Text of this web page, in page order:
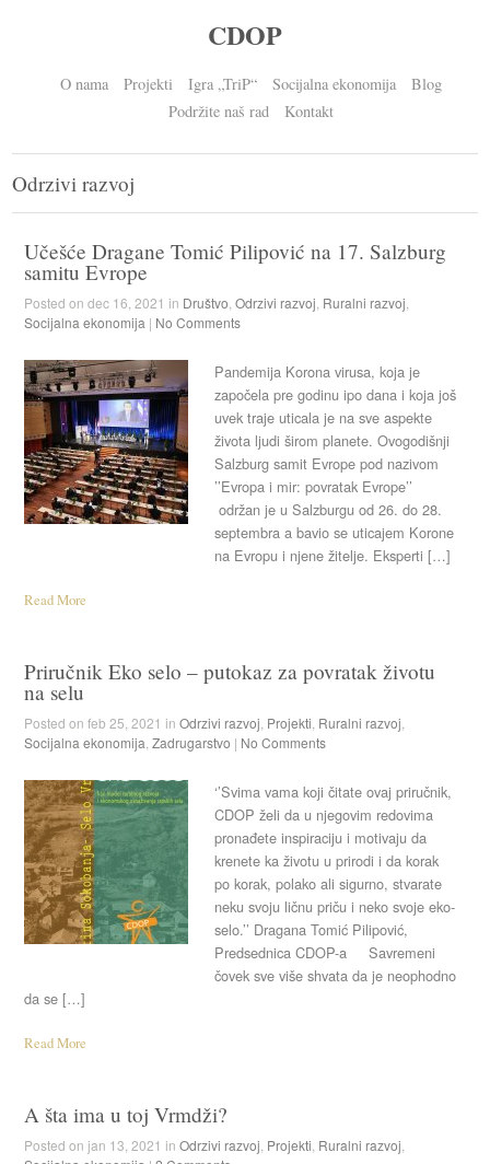
CDOP
O nama Projekti Igra „TriP“ Socijalna ekonomija
Blog
Podržite naš rad
Kontakt
Odrzivi razvoj
Učešće Dragane Tomić Pilipović na 17. Salzburg
samitu Evrope
Posted on dec 16, 2021 in Društvo Odrzivi razvoj Ruralni razvoj
Socijalna ekonomija | No Comments
Pandemija Korona virusa, koja je
započela pre godinu ipo dana i koja još
uvek traje uticala je na sve aspekte
života ljudi širom planete. Ovogodišnji
Salzburg samit Evrope pod nazivom
’’Evropa i mir: povratak Evrope’’
održan je u Salzburgu od 26. do 28.
septembra a bavio se uticajem Korone
na Evropu i njene žitelje. Eksperti […]
Read More
Priručnik Eko selo – putokaz za povratak životu
na selu
Posted on feb 25, 2021 in Odrzivi razvoj Projekti Ruralni razvoj
Socijalna ekonomija Zadrugarstvo | No Comments
‘’Svima vama koji čitate ovaj priručnik,
CDOP želi da u njegovim redovima
pronađete inspiraciju i motivaju da
krenete ka životu u prirodi i da korak
po korak, polako ali sigurno, stvarate
neku svoju ličnu priču i neko svoje eko-
selo.’’ Dragana Tomić Pilipović,
Predsednica CDOP-a Savremeni
čovek sve više shvata da je neophodno
da se […]
Read More
A šta ima u toj Vrmdži?
Posted on jan 13, 2021 in Odrzivi razvoj Projekti Ruralni razvoj